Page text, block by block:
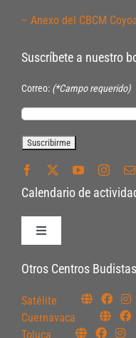
– Anexo del CBCM
Suscríbete a nuestro
Correo: (*Campo requerido)
Calendario de
Toggle
Políticas de
Políticas Internas
Otros Centros
Satélite
Cuernavaca
Toluca